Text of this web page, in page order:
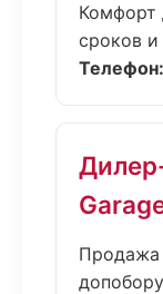
Комфорт
сроков и
Телефон:
Продажа